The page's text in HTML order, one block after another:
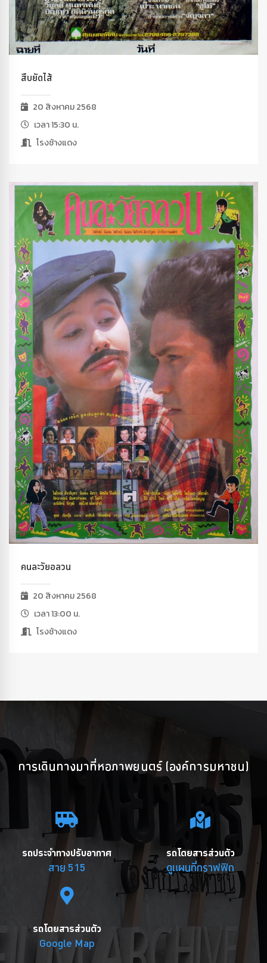
สืบยัดไส้
20 สิงหาคม 2568
เวลา 15:30 น.
โรงช้างแดง
คนละวัยอลวน
20 สิงหาคม 2568
เวลา 13:00 น.
โรงช้างแดง
การเดินทางมาที่หอภาพยนตร์ (องค์การมหาชน)
รถประจำทางปรับอากาศ
สาย 515
รถโดยสารส่วนตัว
ดูแผนที่กราฟฟิก
รถโดยสารส่วนตัว
Google Map